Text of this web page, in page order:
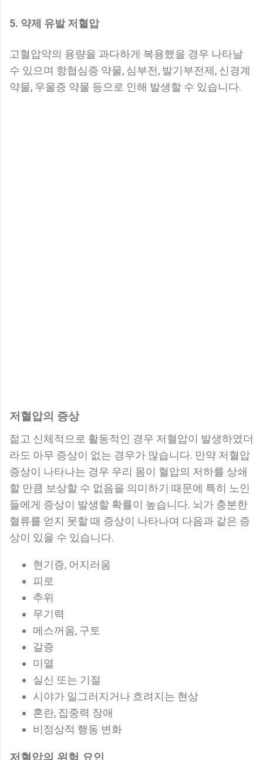
5. 약제 유발 저혈압
고혈압약의 용량을 과다하게 복용했을 경우 나타날
수 있으며 항협심증 약물, 심부전, 발기부전제, 신경계
약물, 우울증 약물 등으로 인해 발생할 수 있습니다.
저혈압의 증상
젊고 신체적으로 활동적인 경우 저혈압이 발생하였더
라도 아무 증상이 없는 경우가 많습니다. 만약 저혈압
증상이 나타나는 경우 우리 몸이 혈압의 저하를 상쇄
할 만큼 보상할 수 없음을 의미하기 때문에 특히 노인
들에게 증상이 발생할 확률이 높습니다. 뇌가 충분한
혈류를 얻지 못할 때 증상이 나타나며 다음과 같은 증
상이 있을 수 있습니다.
현기증, 어지러움
피로
추위
무기력
메스꺼움, 구토
갈증
미열
실신 또는 기절
시야가 일그러지거나 흐려지는 현상
혼란, 집중력 장애
비정상적 행동 변화